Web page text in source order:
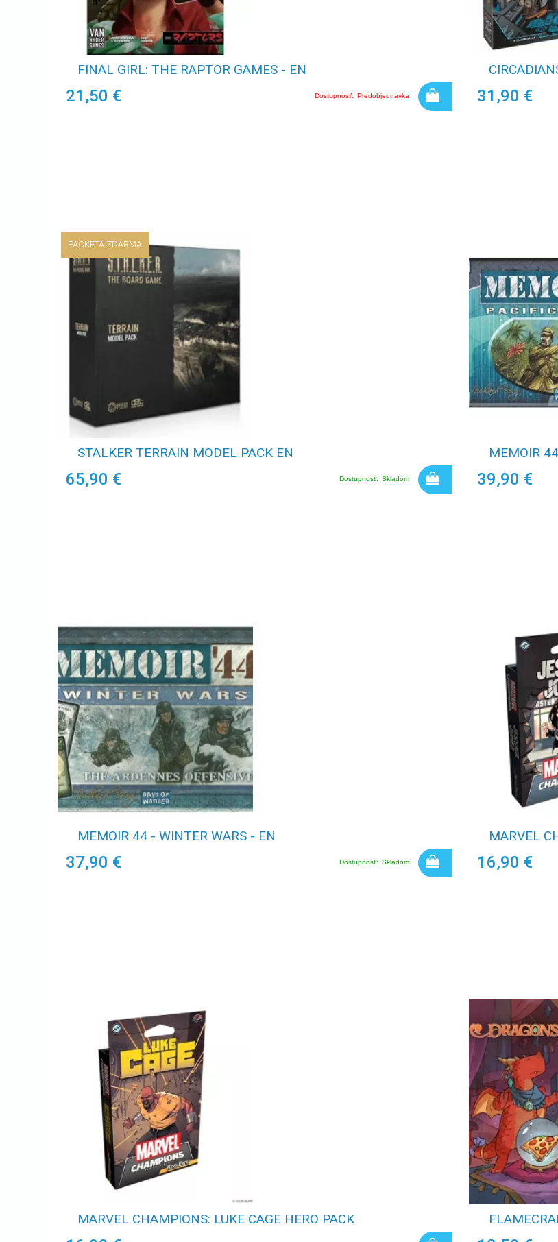
FINAL GIRL: THE RAPTOR GAMES - EN
21,50 € Dostupnosť: Predobjednávka 31,90 €
PACKETA ZDARMA
STALKER TERRAIN MODEL PACK EN
65,90 € Dostupnosť: Skladom
MEMOIR
39,90 €
MEMOIR 44 - WINTER WARS - EN
37,90 € Dostupnosť: Skladom
MARVEL
16,90 €
MARVEL CHAMPIONS: LUKE CAGE HERO PACK